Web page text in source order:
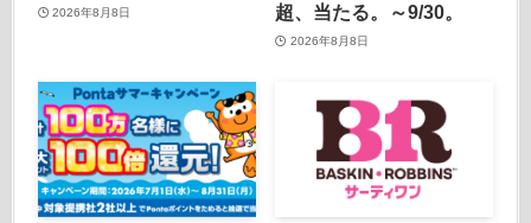
2026年8月8日
超、当たる。～9/30。
2026年8月8日